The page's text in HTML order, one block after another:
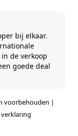
bij elkaar.
de verkoop
goede deal
voorbehouden |
verklaring